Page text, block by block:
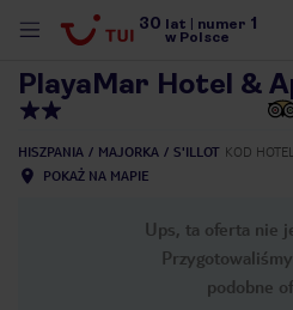
30 lat numer 1
w Polsce
PlayaMar Hotel &
HISZPANIA MAJORKA S'ILLOT KOD
POKAŻ NA MAPIE
Ups, ta oferta nie
podobne